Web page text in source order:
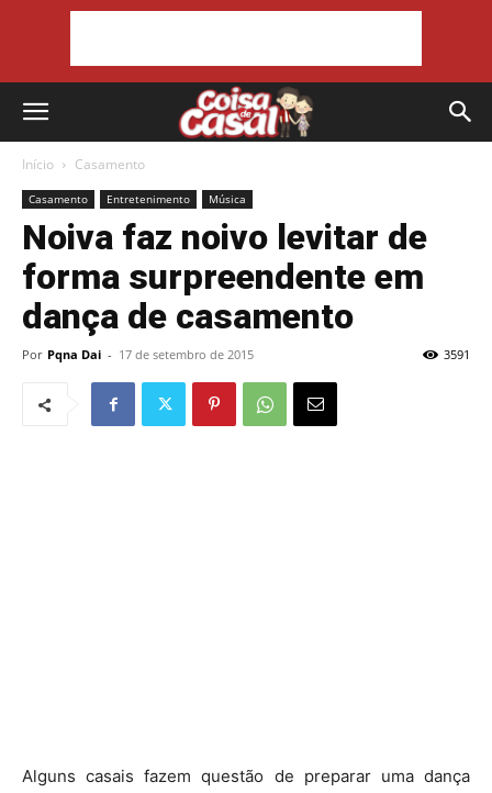
Início Casamento
Casamento Entretenimento Música
Noiva faz noivo levitar de
forma surpreendente em
dança de casamento
Por Pqna Dai - 17 de setembro de 2015 3591
Alguns casais fazem questão de preparar uma dança